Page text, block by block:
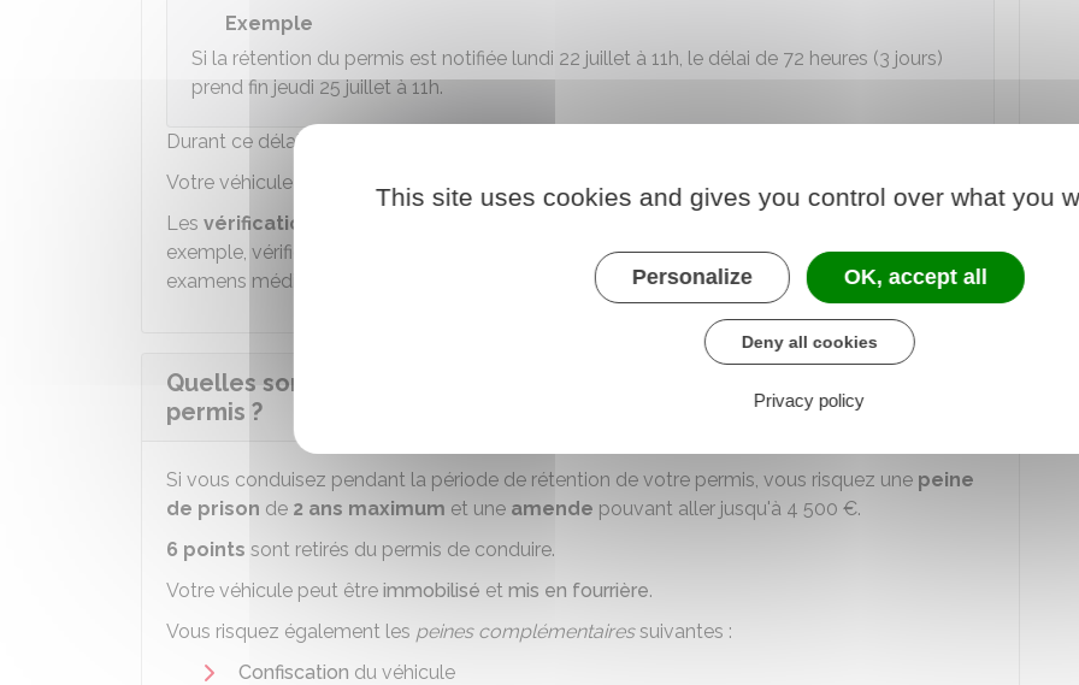
Exemple
Si la rétention du permis est notifiée lundi 22 juillet à 11h, le délai de 72 heures (3 jours)
prend fin jeudi 25 juillet à 11h.
Durant ce délai, vous avez
Votre véhicule peut être
immobilisé
Les vérifications
exemple, vérification de votre état alcoolique avec unéthylomètreou par prise de sang et
examens médicaux.
Quelles sont les sanctions en cas de conduite pendant la rétention du
permis ?
Si vous conduisez pendant la période de rétention de votre permis, vous risquez une peine
de prison de 2 ans maximum et une amende pouvant aller jusqu'à 4 500 €.
6 points sont retirés du permis de conduire.
Votre véhicule peut être immobilisé et mis en fourrière.
Vous risquez également les peines complémentairessuivantes :
Confiscation du véhicule
This site uses cookies and gives you control over what you
Personalize OK, accept all
Deny all cookies
Privacy policy